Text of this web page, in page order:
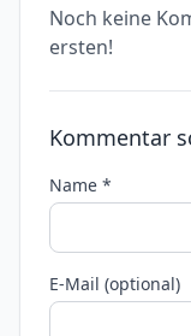
Noch keine
ersten!
Kommentar
Name *
E-Mail (optional)